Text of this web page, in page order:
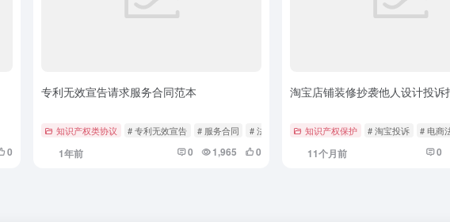
0
专利无效宣告请求服务合同范本
知识产权类协议 # 专利无效宣告 # 服务合同 # 法律范本
1年前 0 1,965 0
淘宝店铺装修抄袭他人设计投诉
知识产权保护 # 淘宝投诉 # 电商
11个月前 0